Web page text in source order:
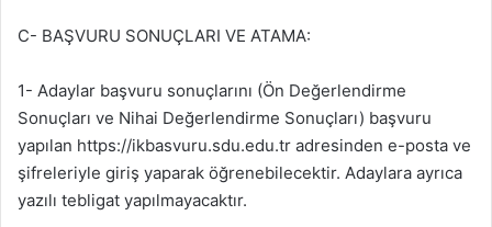
C- BAŞVURU SONUÇLARI VE ATAMA:
1- Adaylar başvuru sonuçlarını (Ön Değerlendirme
Sonuçları ve Nihai Değerlendirme Sonuçları) başvuru
yapılan https://ikbasvuru.sdu.edu.tr adresinden e-posta ve
şifreleriyle giriş yaparak öğrenebilecektir. Adaylara ayrıca
yazılı tebligat yapılmayacaktır.